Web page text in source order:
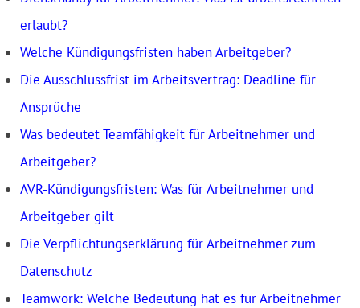
erlaubt?
Welche Kündigungsfristen haben Arbeitgeber?
Die Ausschlussfrist im Arbeitsvertrag: Deadline für
Ansprüche
Was bedeutet Teamfähigkeit für Arbeitnehmer und
Arbeitgeber?
AVR-Kündigungsfristen: Was für Arbeitnehmer und
Arbeitgeber gilt
Die Verpflichtungserklärung für Arbeitnehmer zum
Datenschutz
Teamwork: Welche Bedeutung hat es für Arbeitnehmer